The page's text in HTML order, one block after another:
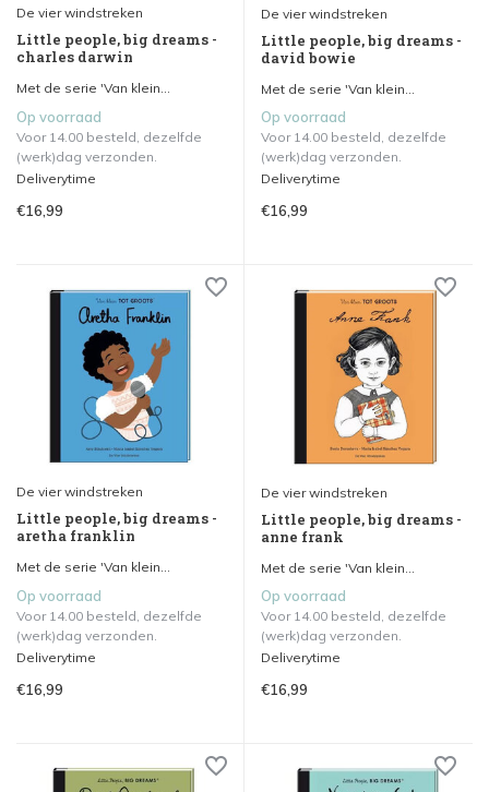
De vier windstreken
Little people, big dreams -
charles darwin
Met de serie 'Van klein...
Op voorraad
Voor 14.00 besteld, dezelfde
(werk)dag verzonden.
Deliverytime
€16,99
De vier windstreken
Little people, big dreams -
david bowie
Met de serie 'Van klein...
Op voorraad
Voor 14.00 besteld, dezelfde
(werk)dag verzonden.
Deliverytime
€16,99
De vier windstreken
Little people, big dreams -
aretha franklin
Met de serie 'Van klein...
Op voorraad
Voor 14.00 besteld, dezelfde
(werk)dag verzonden.
Deliverytime
€16,99
De vier windstreken
Little people, big dreams -
anne frank
Met de serie 'Van klein...
Op voorraad
Voor 14.00 besteld, dezelfde
(werk)dag verzonden.
Deliverytime
€16,99